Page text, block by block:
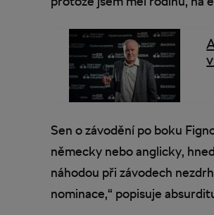
Sen o závodění po boku
německy nebo anglicky,
náhodou při závodech
nominace,“ popisuje